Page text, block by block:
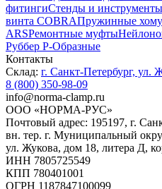
фитингиСтенды и инструменты
винта COBRAПружинные
ARSРемонтные муфты
Руббер Р-Образные
Контакты
Склад: г. Санкт-Петербург, ул.
8 (800) 350-98-09
info@norma-clamp.ru
ООО «НОРМА-РУС»
Почтовый адрес: 195197, г.
вн. тер. г. Муниципальный
ул. Жукова, дом 18, литера Д,
ИНН 7805725549
КПП 780401001
ОГРН 1187847100099